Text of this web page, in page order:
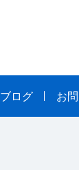
ブログ お